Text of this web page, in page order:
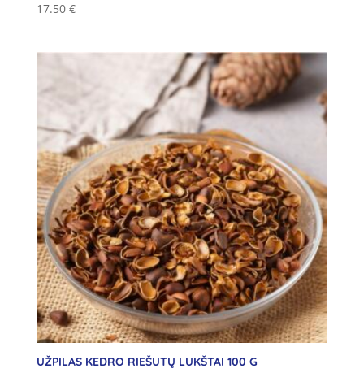
17.50 €
UŽPILAS KEDRO RIEŠUTŲ LUKŠTAI 100 G